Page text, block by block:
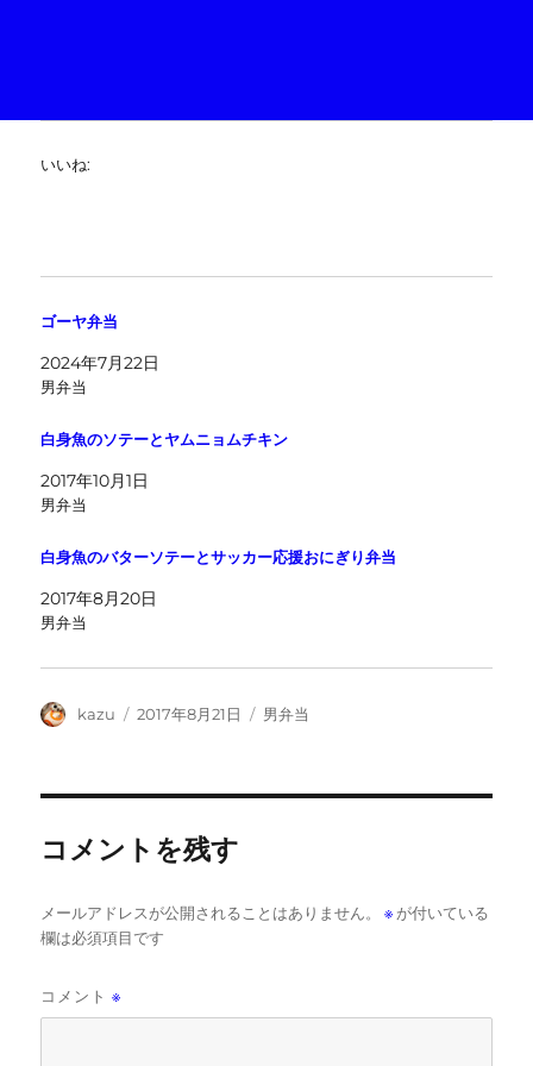
いいね:
ゴーヤ弁当
2024年7月22日
男弁当
白身魚のソテーとヤムニョムチキン
2017年10月1日
男弁当
白身魚のバターソテーとサッカー応援おにぎり弁当
2017年8月20日
男弁当
投
kazu
投
2017年8月21日
カ
男弁当
コメントを残す
メールアドレスが公開されることはありません。 ※ が付いている
欄は必須項目です
コメント※